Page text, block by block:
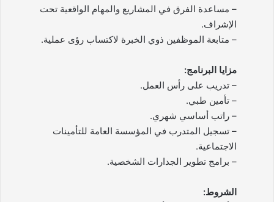
– مساعدة الفرق في المشاريع والمهام الواقعية تحت
الإشراف.
– متابعة الموظفين ذوي الخبرة لاكتساب رؤى عملية.
مزايا البرنامج:
– تدريب على رأس العمل.
– تأمين طبي.
– راتب أساسي شهري.
– تسجيل المتدرب في المؤسسة العامة للتأمينات
الاجتماعية.
– برامج تطوير الجدارات الشخصية.
الشروط: